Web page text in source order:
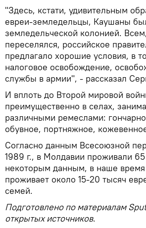
"Здесь, кстати, удивительным
евреи-земледельцы, Каушаны
земледельческой колонией.
переселялся, российское
предлагало хорошие условия, в
налоговое освобождение,
службы в армии", - рассказал
И вплоть до Второй мировой
преимущественно в селах,
различными ремеслами:
обувное, портняжное,
Согласно данным Всесоюзной
1989 г., в Молдавии проживали
некоторым данным, в наше время
проживает около 15-20 тысяч
семей.
Подготовлено по материалам
открытых источников.